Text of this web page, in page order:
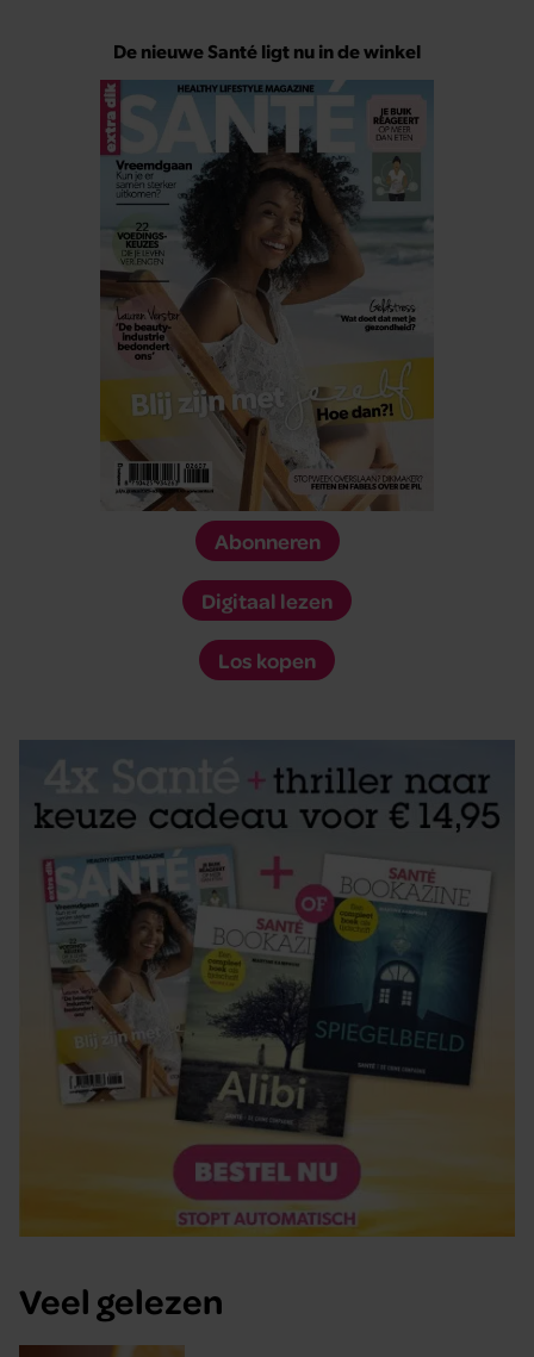
De nieuwe Santé ligt nu in de winkel
Abonneren
Digitaal lezen
Los kopen